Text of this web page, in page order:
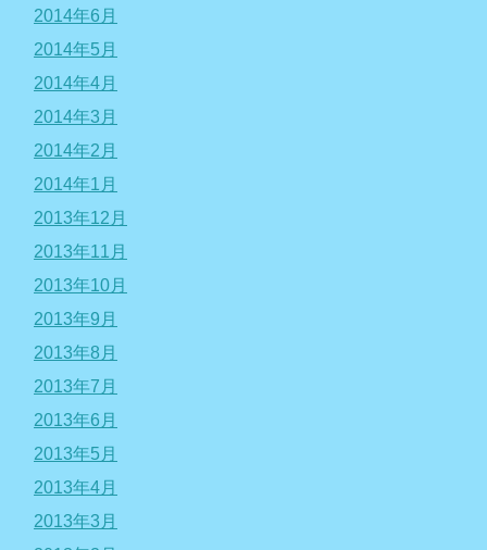
2014年6月
2014年5月
2014年4月
2014年3月
2014年2月
2014年1月
2013年12月
2013年11月
2013年10月
2013年9月
2013年8月
2013年7月
2013年6月
2013年5月
2013年4月
2013年3月